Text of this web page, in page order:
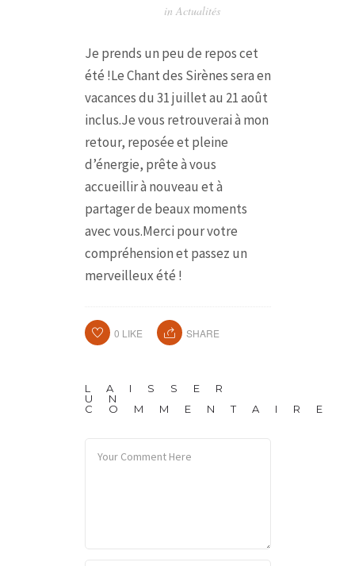
in Actualités
Je prends un peu de repos cet
été !Le Chant des Sirènes sera en
vacances du 31 juillet au 21 août
inclus.Je vous retrouverai à mon
retour, reposée et pleine
d’énergie, prête à vous
accueillir à nouveau et à
partager de beaux moments
avec vous.Merci pour votre
compréhension et passez un
merveilleux été !
0 LIKE SHARE
LAISSER
UN
COMMENTAIRE